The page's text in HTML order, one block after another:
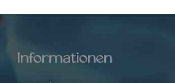
Informationen